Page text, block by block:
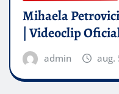
Mihaela
| Videoclip
admin aug.